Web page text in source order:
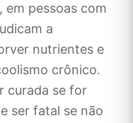
em pessoas com
a
nutrientes e
crônico.
curada se for
ser fatal se não